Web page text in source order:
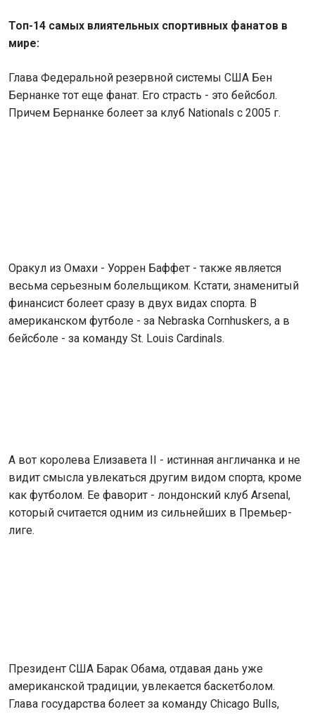
Топ-14 самых влиятельных спортивных фанатов в
мире:
Глава Федеральной резервной системы США Бен
Бернанке тот еще фанат. Его страсть - это бейсбол.
Причем Бернанке болеет за клуб Nationals с 2005 г.
Оракул из Омахи - Уоррен Баффет - также является
весьма серьезным болельщиком. Кстати, знаменитый
финансист болеет сразу в двух видах спорта. В
американском футболе - за Nebraska Cornhuskers, а в
бейсболе - за команду St. Louis Cardinals.
А вот королева Елизавета II - истинная англичанка и не
видит смысла увлекаться другим видом спорта, кроме
как футболом. Ее фаворит - лондонский клуб Arsenal,
который считается одним из сильнейших в Премьер-
лиге.
Президент США Барак Обама, отдавая дань уже
американской традиции, увлекается баскетболом.
Глава государства болеет за команду Chicago Bulls,